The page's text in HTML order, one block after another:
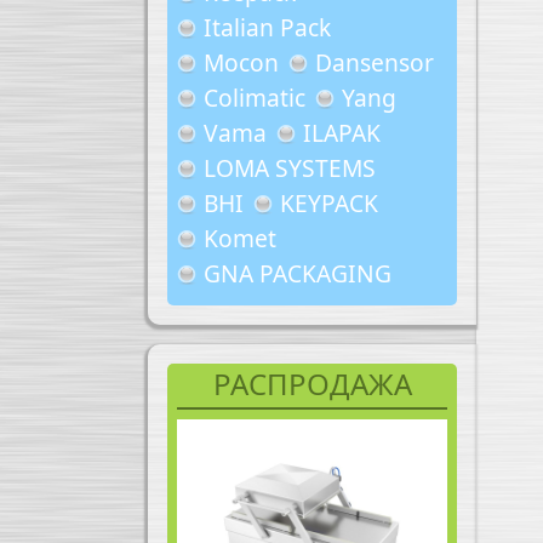
Italian Pack
Mocon
Dansensor
Colimatic
Yang
Vama
ILAPAK
LOMA SYSTEMS
BHI
KEYPACK
Komet
GNA PACKAGING
РАСПРОДАЖА